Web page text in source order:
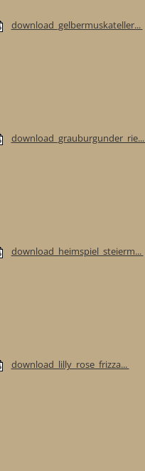
download_gelbermuskateller...
download_grauburgunder_rie...
download_heimspiel_steierm...
download_lilly_rose_frizza...